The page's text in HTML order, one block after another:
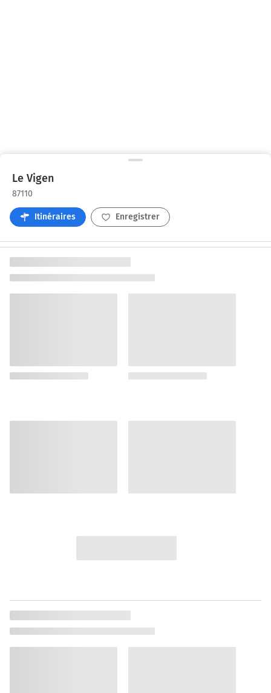
Le Vigen
87110
Itinéraires Enregistrer